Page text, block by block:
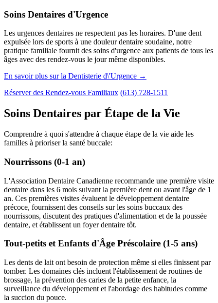
Soins Dentaires d'Urgence
Les urgences dentaires ne respectent pas les horaires. D'une dent
expulsée lors de sports à une douleur dentaire soudaine, notre
pratique familiale fournit des soins d'urgence aux patients de tous les
âges avec des rendez-vous le jour même disponibles.
En savoir plus sur la Dentisterie d\'Urgence →
Réserver des Rendez-vous Familiaux (613) 728-1511
Soins Dentaires par Étape de la Vie
Comprendre à quoi s'attendre à chaque étape de la vie aide les
familles à prioriser la santé buccale:
Nourrissons (0-1 an)
L'Association Dentaire Canadienne recommande une première visite
dentaire dans les 6 mois suivant la première dent ou avant l'âge de 1
an. Ces premières visites évaluent le développement dentaire
précoce, fournissent des conseils sur les soins buccaux des
nourrissons, discutent des pratiques d'alimentation et de la poussée
dentaire, et établissent un foyer dentaire tôt.
Tout-petits et Enfants d'Âge Préscolaire (1-5 ans)
Les dents de lait ont besoin de protection même si elles finissent par
tomber. Les domaines clés incluent l'établissement de routines de
brossage, la prévention des caries de la petite enfance, la
surveillance du développement et l'abordage des habitudes comme
la succion du pouce.